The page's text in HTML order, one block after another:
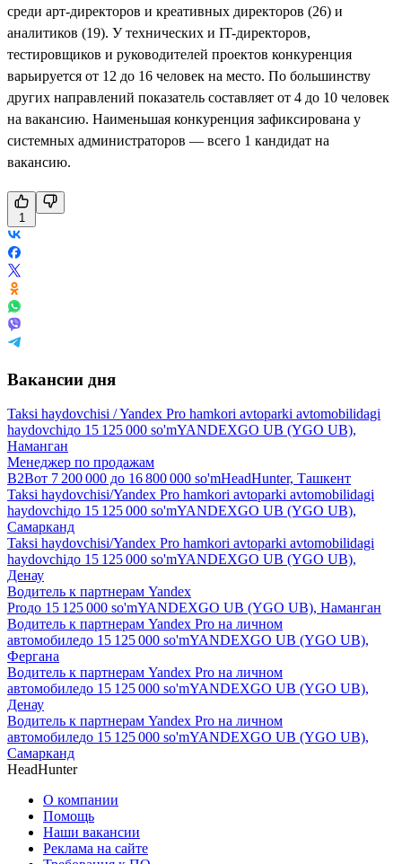
среди арт-директоров и креативных директоров (26) и
аналитиков (19). У технических и IT-директоров,
тестировщиков и руководителей проектов конкуренция
варьируется от 12 до 16 человек на место. По большинству
других направлений показатель составляет от 4 до 10 человек
на вакансию. Наименьшая конкуренция зафиксирована у
системных администраторов — всего 1 кандидат на
вакансию.
1
Вакансии дня
Taksi haydovchisi / Yandex Pro hamkori avtoparki avtomobilidagi
haydovchiдо 15 125 000 so'mYANDEXGO UB (YGO UB),
Наманган
Менеджер по продажам
B2Bот 7 200 000 до 16 800 000 so'mHeadHunter, Ташкент
Taksi haydovchisi/Yandex Pro hamkori avtoparki avtomobilidagi
haydovchiдо 15 125 000 so'mYANDEXGO UB (YGO UB),
Самарканд
Taksi haydovchisi/Yandex Pro hamkori avtoparki avtomobilidagi
haydovchiдо 15 125 000 so'mYANDEXGO UB (YGO UB),
Денау
Водитель к партнерам Yandex
Proдо 15 125 000 so'mYANDEXGO UB (YGO UB), Наманган
Водитель к партнерам Yandex Pro на личном
автомобиледо 15 125 000 so'mYANDEXGO UB (YGO UB),
Фергана
Водитель к партнерам Yandex Pro на личном
автомобиледо 15 125 000 so'mYANDEXGO UB (YGO UB),
Денау
Водитель к партнерам Yandex Pro на личном
автомобиледо 15 125 000 so'mYANDEXGO UB (YGO UB),
Самарканд
HeadHunter
О компании
Помощь
Наши вакансии
Реклама на сайте